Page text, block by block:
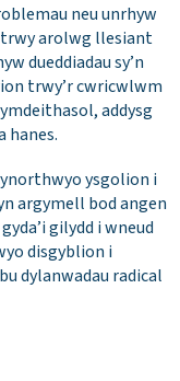
neu unrhyw
trwy arolwg llesiant
dueddiadau sy’n
trwy’r cwricwlwm
addysg
hanes.
ysgolion i
argymell bod angen
gilydd i wneud
disgyblion i
dylanwadau radical